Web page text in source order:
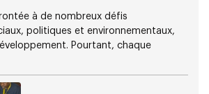
à de nombreux défis
politiques et environnementaux,
Pourtant, chaque